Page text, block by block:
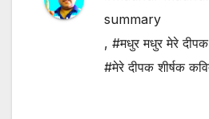
summary
, #मधुर मधुर मेरे
#मेरे दीपक शीर्षक